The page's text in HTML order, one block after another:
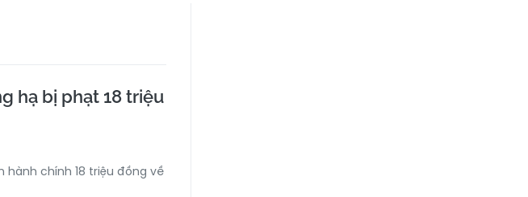
hạ bị phạt 18 triệu
hành chính 18 triệu đồng về